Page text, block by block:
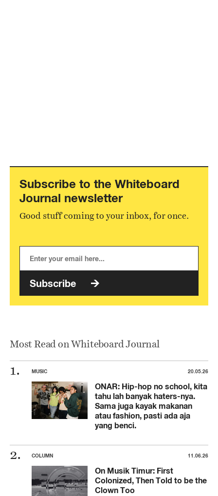
Subscribe to the Whiteboard
Journal newsletter
Good stuff coming to your inbox, for once.
Subscribe
Most Read on Whiteboard Journal
MUSIC 20.05.26
ONAR: Hip-hop no school, kita
tahu lah banyak haters-nya.
Sama juga kayak makanan
atau fashion, pasti ada aja
yang benci.
COLUMN 11.06.26
On Musik Timur: First
Colonized, Then Told to be the
Clown Too